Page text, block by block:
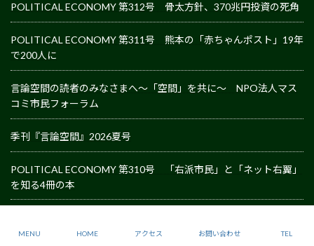
POLITICAL ECONOMY 第312号 骨太方針、370兆円投資の死角
POLITICAL ECONOMY 第311号 熊本の「赤ちゃんポスト」19年
で200人に
言論空間の読者のみなさまへ～「空間」を共に～ NPO法人マス
コミ市民フォーラム
季刊『言論空間』2026夏号
POLITICAL ECONOMY 第310号 「右派市民」と「ネット右翼」
を知る4冊の本
Copyright © NPO現代の理論・社会フォーラム All Rights Reserved.
MENU HOME アクセス お問い合わせ TEL